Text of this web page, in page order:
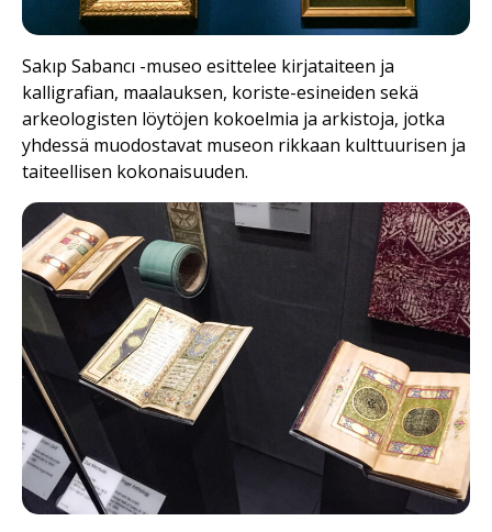
Sakıp Sabancı -museo esittelee kirjataiteen ja
kalligrafian, maalauksen, koriste-esineiden sekä
arkeologisten löytöjen kokoelmia ja arkistoja, jotka
yhdessä muodostavat museon rikkaan kulttuurisen ja
taiteellisen kokonaisuuden.